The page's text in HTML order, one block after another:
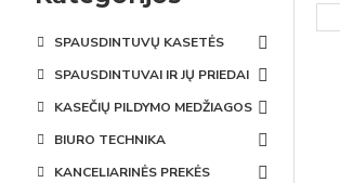
SPAUSDINTUVŲ KASETĖS
SPAUSDINTUVAI IR JŲ PRIEDAI
KASEČIŲ PILDYMO MEDŽIAGOS
BIURO TECHNIKA
KANCELIARINĖS PREKĖS